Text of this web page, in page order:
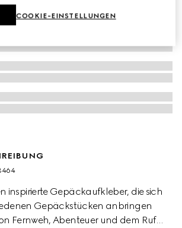
inspirierte Gepäckaufkleber, die sich
Gepäckstücken anbringen
Fernweh, Abenteuer und dem Ruf
COOKIE-EINSTELLUNGEN